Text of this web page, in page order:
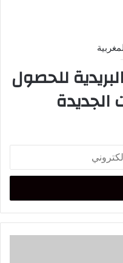
للحصول
الجديدة